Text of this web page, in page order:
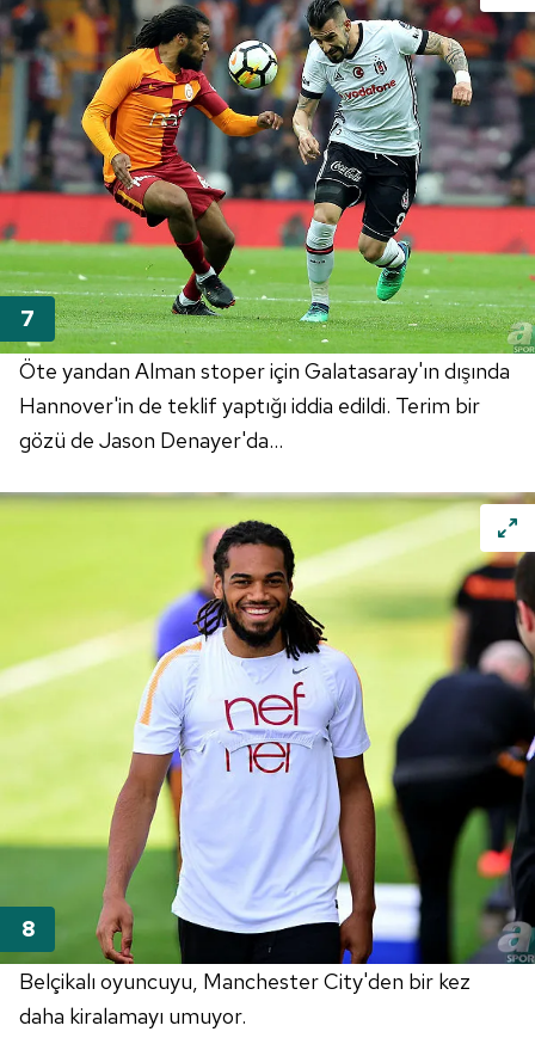
ilgili mevzuata uygun olarak kullanılan çerezlerle ilgili bilgi
almak için lütfen
tıklayınız.
Öte yandan Alman stoper için Galatasaray'ın dışında
Hannover'in de teklif yaptığı iddia edildi. Terim bir
gözü de Jason Denayer'da...
Belçikalı oyuncuyu, Manchester City'den bir kez
daha kiralamayı umuyor.